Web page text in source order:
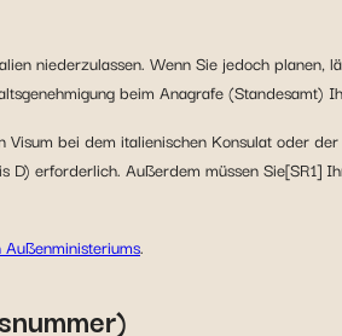
niederzulassen. Wenn Sie jedoch
beim Anagrafe (Standesamt)
bei dem italienischen Konsulat oder
erforderlich. Außerdem müssen
.